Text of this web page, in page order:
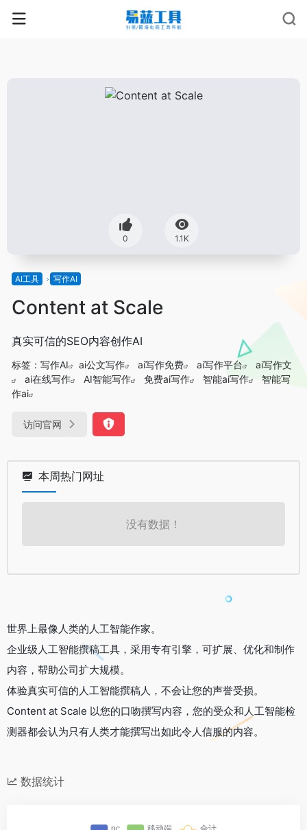
0 1.1K
AI工具 写作AI
Content at Scale
真实可信的SEO内容创作AI
标签： 写作AI ai公文写作 ai写作免费 ai写作平台
ai写作文
ai在线写作
AI智能写作 免费ai写作 智能ai写作
智能写
作ai
访问官网
本周热门网址
没有数据！
世界上最像人类的人工智能作家。
企业级人工智能撰稿工具，采用专有引擎，可扩展、优化和制作
内容，帮助公司扩大规模。
体验真实可信的人工智能撰稿人，不会让您的声誉受损。
Content at Scale 以您的口吻撰写内容，您的受众和人工智能检
测器都会认为只有人类才能撰写出如此令人信服的内容。
数据统计